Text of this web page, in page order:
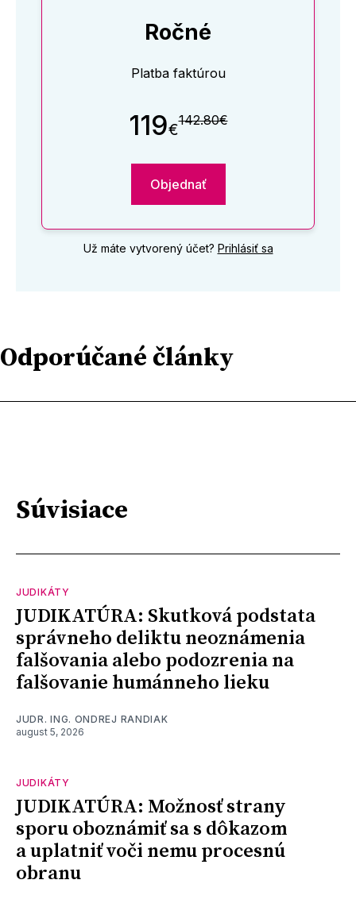
Ročné
Platba faktúrou
119€142.80€
Objednať
Už máte vytvorený účet? Prihlásiť sa
Odporúčané články
Súvisiace
JUDIKÁTY
JUDIKATÚRA: Skutková podstata
správneho deliktu neoznámenia
falšovania alebo podozrenia na
falšovanie humánneho lieku
JUDR. ING. ONDREJ RANDIAK
august 5, 2026
JUDIKÁTY
JUDIKATÚRA: Možnosť strany
sporu oboznámiť sa s dôkazom
a uplatniť voči nemu procesnú
obranu